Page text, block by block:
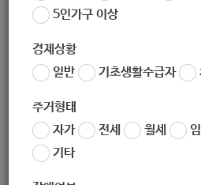
5인가구 이상
경제상황
일반
기초생활수급자
주거형태
자가
전세 월세
기타
2020년-의료급여사례관리업무매뉴얼
2020년 아이돌봄지원사업안내